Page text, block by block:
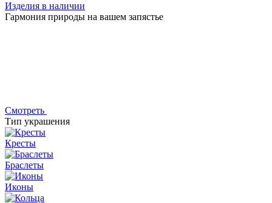
Изделия в наличии
Гармония природы на вашем запястье
Смотреть
Тип украшения
Кресты
Браслеты
Иконы